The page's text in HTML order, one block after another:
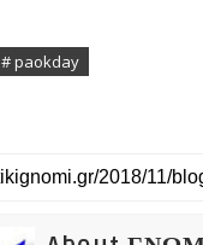
# paokday